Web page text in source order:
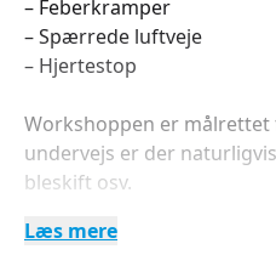
– Feberkramper
– Spærrede luftveje
– Hjertestop
Workshoppen er
undervejs er der
bleskift osv.
Gravide samt
Læs mere